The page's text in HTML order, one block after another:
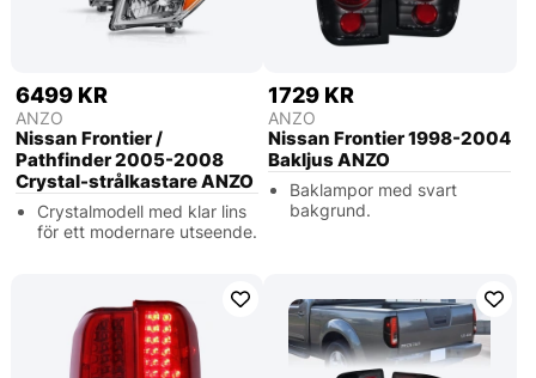
6499 KR
ANZO
Nissan Frontier /
Pathfinder 2005-2008
Crystal-strålkastare ANZO
Crystalmodell med klar lins
för ett modernare utseende.
1729 KR
ANZO
Nissan Frontier 1998-2004
Bakljus ANZO
Baklampor med svart
bakgrund.